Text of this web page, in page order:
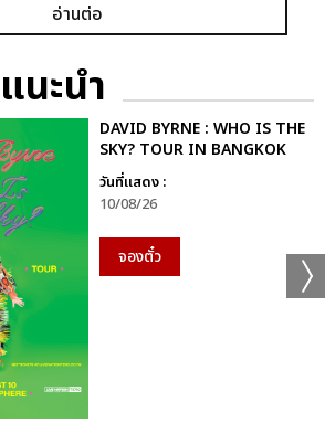
อ่านต่อ
แนะนำ
DAVID BYRNE : WHO IS THE
SKY? TOUR IN BANGKOK
วันที่แสดง :
10/08/26
จองตั๋ว